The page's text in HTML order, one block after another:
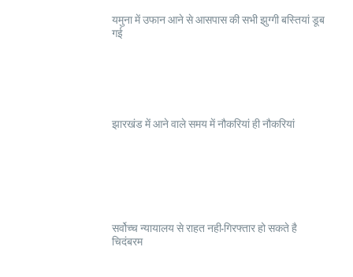
यमुना में उफान आने से आसपास की सभी झुग्गी बस्तियां डूब
गई
झारखंड में आने वाले समय में नौकरियां ही नौकरियां
सर्वोच्च न्यायालय से राहत नही-गिरफ्तार हो सकते है
चिदंबरम